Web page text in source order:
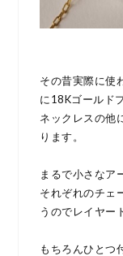
その昔実際に使
に18Kゴールド
ネックレスの他
ります。
まるで小さなア
それぞれのチェ
うのでレイヤー
もちろんひとつ